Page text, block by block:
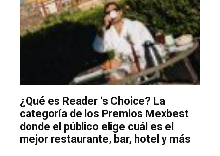
¿Qué es Reader ‘s Choice? La
categoría de los Premios Mexbest
donde el público elige cuál es el
mejor restaurante, bar, hotel y más